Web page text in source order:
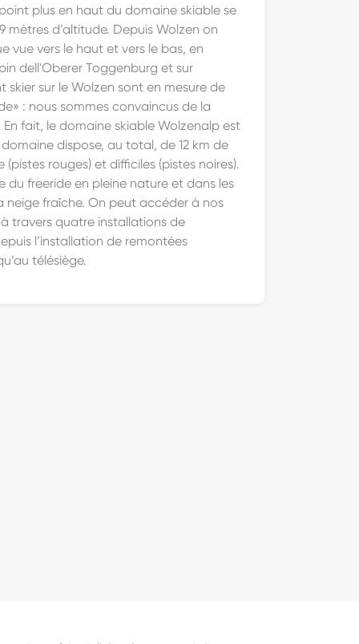
plus en haut du domaine skiable se
mètres d’altitude. Depuis Wolzen on
vue vers le haut et vers le bas, en
dell'Oberer Toggenburg et sur
skier sur le Wolzen sont en mesure de
: nous sommes convaincus de la
fait, le domaine skiable Wolzenalp est
dispose, au total, de 12 km de
rouges) et difficiles (pistes noires).
du freeride en pleine nature et dans les
neige fraîche. On peut accéder à nos
travers quatre installations de
l’installation de remontées
télésiège.